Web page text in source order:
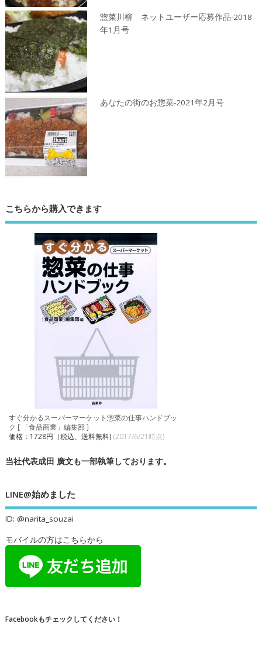
惣菜川柳 ネットユーザー応募作品-2018
年1月号
あなたの街のお惣菜-2021年2月号
こちらから購入できます
すぐ分かるスーパーマーケット惣菜の仕事ハンドブッ
ク [ 「食品商業」編集部 ]
価格：1728円（税込、送料無料) (2017/6/21時点)
当社代表成田 廣文も一部執筆しております。
LINE@始めました
ID: @narita_souzai
モバイルの方はこちらから
Facebookもチェックしてください！